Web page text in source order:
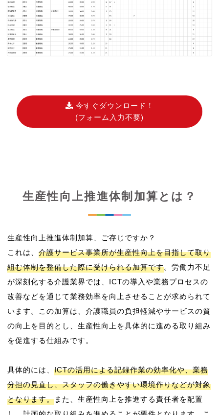
今すぐダウンロード！
(フォーム入力不要)
生産性向上推進体制加算とは？
生産性向上推進体制加算、ご存じですか？
これは、 介護サービス事業所が生産性向上を目指して取り
組む体制を整備した際に受けられる加算です。労働力不足
が深刻化する介護業界では、ICTの導入や業務プロセスの
改善などを通じて業務効率を向上させることが求められて
います。この加算は、介護職員の負担軽減やサービスの質
の向上を目的とし、生産性向上を具体的に進める取り組み
を促進する仕組みです。
具体的には、 ICTの活用による記録作業の効率化や、業務
分担の見直し、スタッフの働きやすい環境作りなどが対象
となります。また、生産性向上を推進する責任者を配置